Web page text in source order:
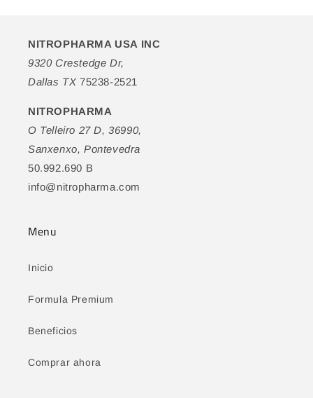
NITROPHARMA USA INC
9320 Crestedge Dr,
Dallas TX 75238-2521
NITROPHARMA
O Telleiro 27 D, 36990,
Sanxenxo, Pontevedra
50.992.690 B
info@nitropharma.com
Menu
Inicio
Formula Premium
Beneficios
Comprar ahora